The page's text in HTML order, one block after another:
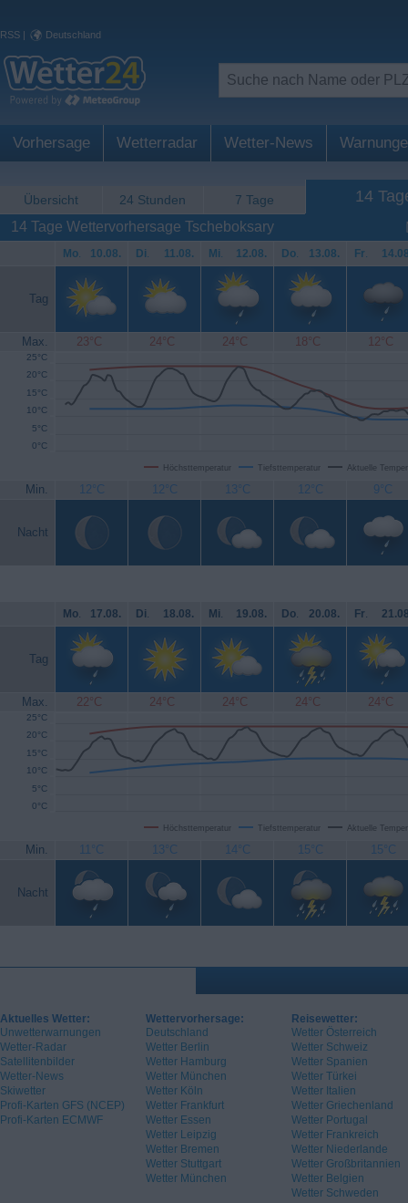
RSS | Deutschland
Vorhersage Wetterradar Wetter-News
Übersicht 24 Stunden 7 Tage 14
14 Tage Wettervorhersage Tscheboksary
Mo. 10.08. Di. 11.08. Mi. 12.08. Do. 13.08. Fr.
Tag
Max. 23°C 24°C 24°C 18°C 12°C
Höchsttemperatur Tiefsttemperatur Aktuelle
0°C
5°C
10°C
15°C
20°C
25°C
Min. 12°C 12°C 13°C 12°C 9°C
Nacht
Mo. 17.08. Di. 18.08. Mi. 19.08. Do. 20.08. Fr.
Tag
Max. 22°C 24°C 24°C 24°C 24°C
Höchsttemperatur Tiefsttemperatur Aktuelle
0°C
5°C
10°C
15°C
20°C
25°C
Min. 11°C 13°C 14°C 15°C 15°C
Nacht
Aktuelles Wetter:
Unwetterwarnungen
Wetter-Radar
Satellitenbilder
Wetter-News
Skiwetter
Profi-Karten GFS (NCEP)
Profi-Karten ECMWF
Wettervorhersage:
Deutschland
Wetter Berlin
Wetter Hamburg
Wetter München
Wetter Köln
Wetter Frankfurt
Wetter Essen
Wetter Leipzig
Wetter Bremen
Wetter Stuttgart
Wetter München
Reisewetter:
Wetter Österreich
Wetter Schweiz
Wetter Spanien
Wetter Türkei
Wetter Italien
Wetter Griechenland
Wetter Portugal
Wetter Frankreich
Wetter Niederlande
Wetter Großbritannien
Wetter Belgien
Wetter Schweden